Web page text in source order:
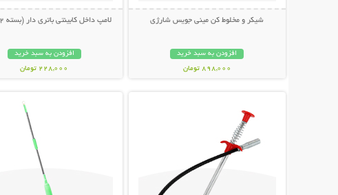
شیکر و مخلوط کن مینی جویس شارژی
افزودن به سبد خرید
898,000 تومان
لامپ داخل کابینتی باتری دار (بسته 2 عددی)
افزودن به سبد خرید
228,000 تومان